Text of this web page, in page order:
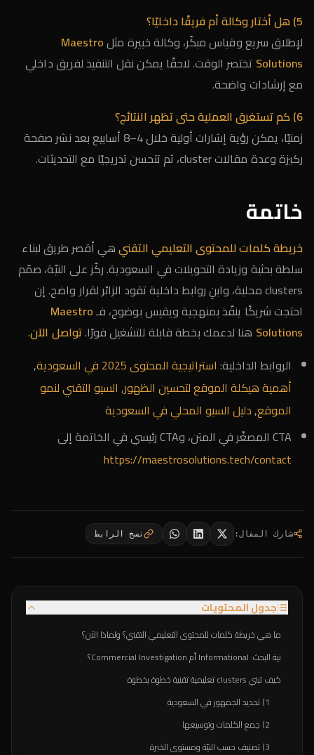
5) هل أختار وكالة أم فريقًا داخليًا؟
لإطلاق سريع وقياس مبكّر، وكالة خبيرة مثلMaestro
Solutions تختصر الوقت. لاحقًا يمكن نقل التنفيذ لفريق داخلي
مع إرشادات واضحة.
6) كم تستغرق العملية حتى تظهر النتائج؟
زمنيًا، يمكن رؤية إشارات أولية خلال 4–8 أسابيع بعد نشر صفحة
ركيزة وعدة مقالات cluster، ثم تتحسن تدريجيًا مع التحديثات.
خاتمة
خريطة كلمات للمحتوى التعليمي التقنيهي أقصر طريق لبناء
سلطة بحثية وزيادة التحويلات في السعودية. ركّز على النيّة، صمّم
clusters محلية، وابنِ روابط داخلية تقود الزائر لقرار واضح. إن
احتجت شريكًا ينفّذ بمنهجية ويقيس بوضوح، فـMaestro
Solutions هنا لدعمك بخطة قابلة للتشغيل فورًا.تواصل الآن.
الروابط الداخلية: استراتيجية المحتوى 2025 في السعودية
,
أهمية هيكلة الموقع لتحسين الظهور, السيو التقني لنمو
الموقع,دليل السيو المحلي في السعودية
CTA المصغّر في المتن، وCTA رئيسي في الخاتمة إلى
https://maestrosolutions.tech/contact
شارك المقال: نسخ الرابط
جدول المحتويات
ما هي خريطة كلمات للمحتوى التعليمي التقني؟ ولماذا الآن؟
نية البحث: Informational أم Commercial Investigation؟
كيف تبني clusters تعليمية تقنية خطوة بخطوة
1) تحديد الجمهور في السعودية
2) جمع الكلمات وتوسيعها
3) تصنيف حسب النيّة ومستوى الخبرة